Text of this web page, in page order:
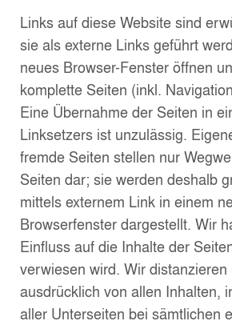
Links auf diese Website sind
sie als externe Links geführt
neues Browser-Fenster öffnen
komplette Seiten (inkl.
Eine Übernahme der Seiten in
Linksetzers ist unzulässig.
fremde Seiten stellen nur
Seiten dar; sie werden deshalb
mittels externem Link in einem
Browserfenster dargestellt. Wir
Einfluss auf die Inhalte der
verwiesen wird. Wir
ausdrücklich von allen Inhalten,
aller Unterseiten bei sämtlichen